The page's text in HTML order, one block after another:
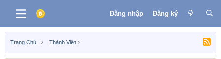
Đăng nhập Đăng ký
Trang Chủ Thành Viên